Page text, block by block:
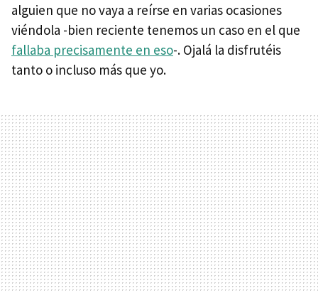
alguien que no vaya a reírse en varias ocasiones
viéndola -bien reciente tenemos un caso en el que
fallaba precisamente en eso-. Ojalá la disfrutéis
tanto o incluso más que yo.